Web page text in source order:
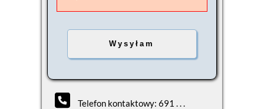
Telefon kontaktowy: 691 . . .